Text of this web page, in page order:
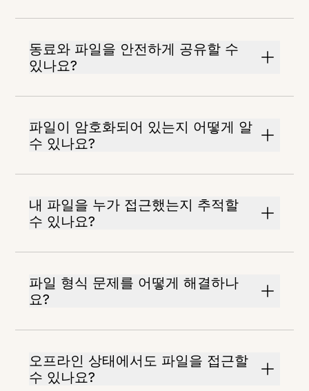
동료와 파일을 안전하게 공유할 수
있나요?
파일이 암호화되어 있는지 어떻게 알
수 있나요?
내 파일을 누가 접근했는지 추적할
수 있나요?
파일 형식 문제를 어떻게 해결하나
요?
오프라인 상태에서도 파일을 접근할
수 있나요?